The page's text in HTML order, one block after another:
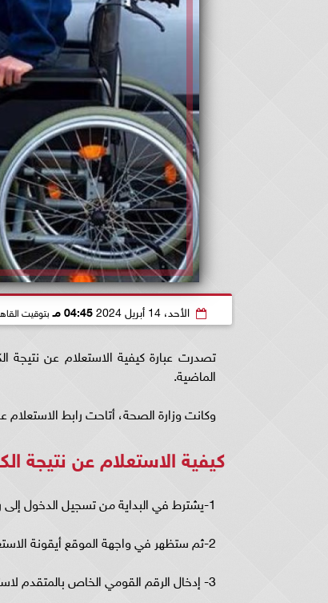
الأحد، 14 أبريل 2024 04:45 مـ بتوقيت
تصدرت عبارة كيفية الاستعلام عن
الماضية.
وكانت وزارة الصحة، أتاحت رابط
كيفية الاستعلام عن نتيجة
1-يشترط في البداية من تسجيل الدخول إلى رابط موقع المجالس الطبية المتخصصة
2-ثم ستظهر في واجهة الموقع أيقونة الاستعلام عن نتيجة الكشف الطبي .
3- إدخال الرقم القومي الخاص بالمتقدم لاستخراج البطاقة.